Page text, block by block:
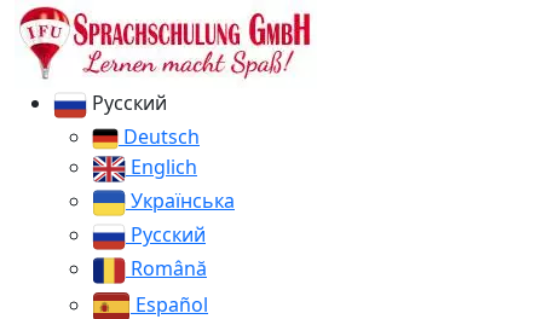
Русский
Deutsch
Englich
Українська
Русский
Română
Español